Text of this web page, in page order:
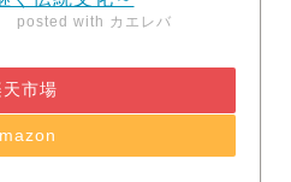
posted with カエレバ
天市場